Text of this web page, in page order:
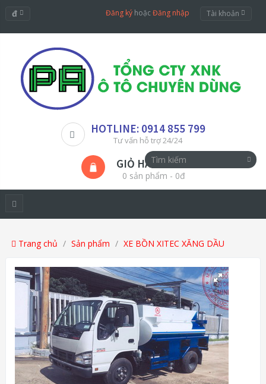
đ Đăng ký hoặcĐăng nhập Tài khoản
HOTLINE: 0914 855 799
Tư vấn hỗ trợ 24/24
GIỎ HÀNG
0 sản phẩm - 0đ
Trang chủ Sản phẩm XE BỒN XITEC XĂNG DẦU